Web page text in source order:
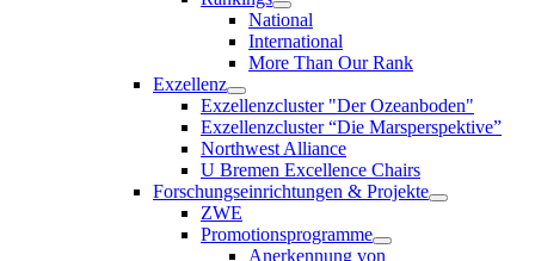
National
International
More Than Our Rank
Exzellenz
Exzellenzcluster "Der Ozeanboden"
Exzellenzcluster “Die Marsperspektive”
Northwest Alliance
U Bremen Excellence Chairs
Forschungseinrichtungen & Projekte
ZWE
Promotionsprogramme
Anerkennung von